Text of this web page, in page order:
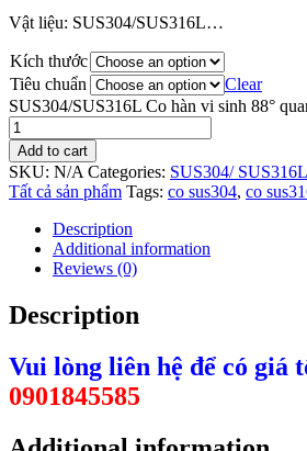
Vật liệu: SUS304/SUS316L…
Kích thước
Tiêu chuẩn
Clear
SUS304/SUS316L Co hàn vi sinh 88°
Add to cart
SKU: N/A Categories: SUS304/
Tất cả sản phẩm Tags: co sus304, co
Description
Additional information
Reviews (0)
Description
Vui lòng liên hệ để có giá
0901845585